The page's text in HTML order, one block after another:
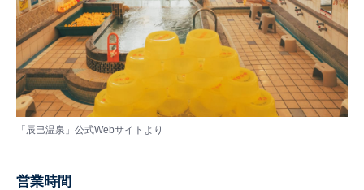
「辰巳温泉」公式Webサイトより
営業時間